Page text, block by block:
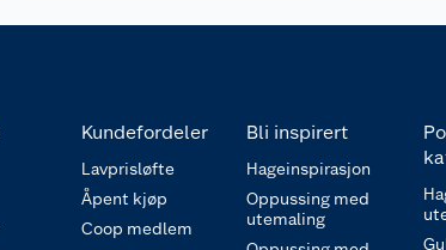
Kundefordeler
Lavprisløfte
Åpent kjøp
Coop medlem
Bli inspirert
Hageinspirasjon
Oppussing med
utemaling